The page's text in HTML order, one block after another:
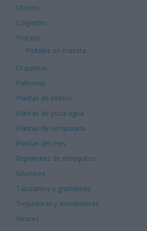
Cítricos
Colgantes
Frutales
Frutales en maceta
Orquídeas
Palmeras
Plantas de interior
Plantas de poca agua
Plantas de temporada
Plantas del mes
Repelentes de mosquitos
Silvestres
Tapizantes y gramíneas
Trepadoras y enredaderas
Vivaces